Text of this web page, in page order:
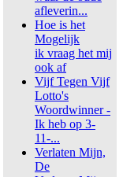
afleverin...
Hoe is het
Mogelijk
ik vraag het mij
ook af
Vijf Tegen Vijf
Lotto's
Woordwinner -
Ik heb op 3-
11-...
Verlaten Mijn,
De